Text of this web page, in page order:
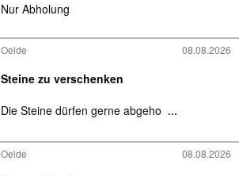
Nur Abholung
Oelde 08.08.2026
Steine zu verschenken
Die Steine dürfen gerne abgeho ...
Oelde 08.08.2026